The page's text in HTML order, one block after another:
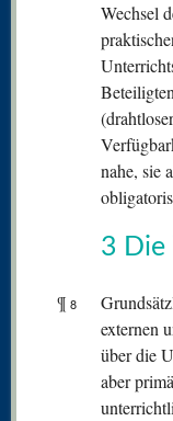
Wechsel
nahe, sie
3 Die
¶ 8
externen
über die
aber